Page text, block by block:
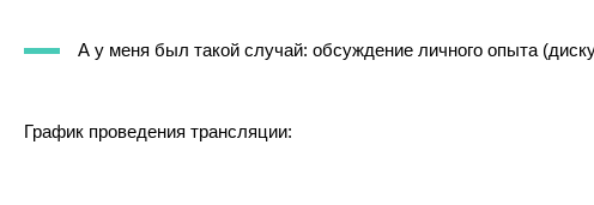
А у меня был такой случай: обсуждение личного опыта
График проведения трансляции: